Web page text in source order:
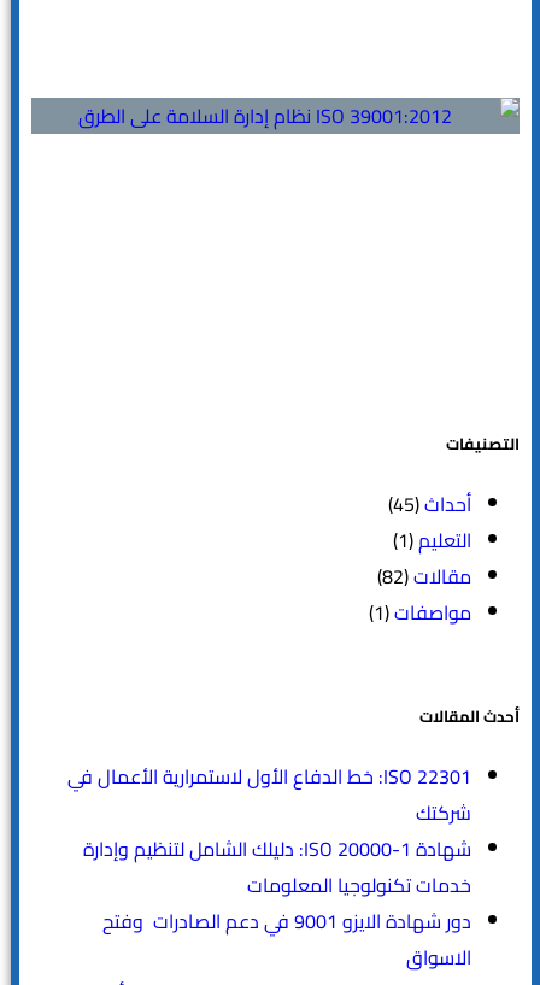
التصنيفات
أحداث(45)
التعليم(1)
مقالات(82)
مواصفات(1)
أحدث المقالات
ISO 22301: خط الدفاع الأول لاستمرارية الأعمال في
شركتك
شهادة ISO 20000-1: دليلك الشامل لتنظيم وإدارة
خدمات تكنولوجيا المعلومات
دور شهادة الايزو 9001 في دعم الصادرات وفتح
الاسواق